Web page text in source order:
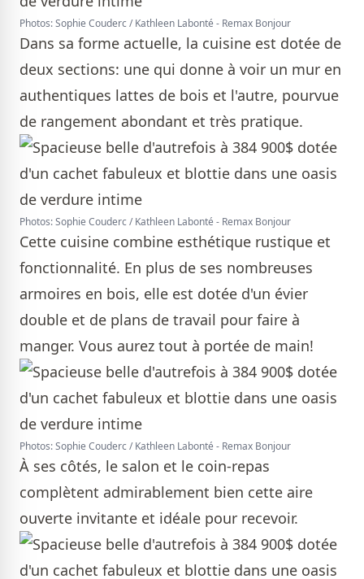
Photos: Sophie Couderc / Kathleen Labonté - Remax Bonjour
Dans sa forme actuelle, la cuisine est dotée de
deux sections: une qui donne à voir un mur en
authentiques lattes de bois et l'autre, pourvue
de rangement abondant et très pratique.
Photos: Sophie Couderc / Kathleen Labonté - Remax Bonjour
Cette cuisine combine esthétique rustique et
fonctionnalité. En plus de ses nombreuses
armoires en bois, elle est dotée d'un évier
double et de plans de travail pour faire à
manger. Vous aurez tout à portée de main!
Photos: Sophie Couderc / Kathleen Labonté - Remax Bonjour
À ses côtés, le salon et le coin-repas
complètent admirablement bien cette aire
ouverte invitante et idéale pour recevoir.